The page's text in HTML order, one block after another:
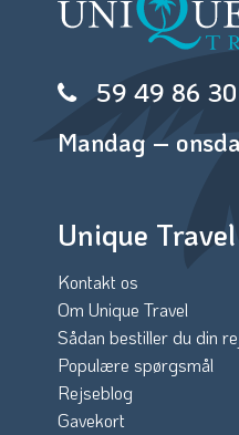
59 49 86 30
Mandag –
Unique Travel
Kontakt os
Om Unique Travel
Sådan bestiller du din
Populære spørgsmål
Rejseblog
Gavekort